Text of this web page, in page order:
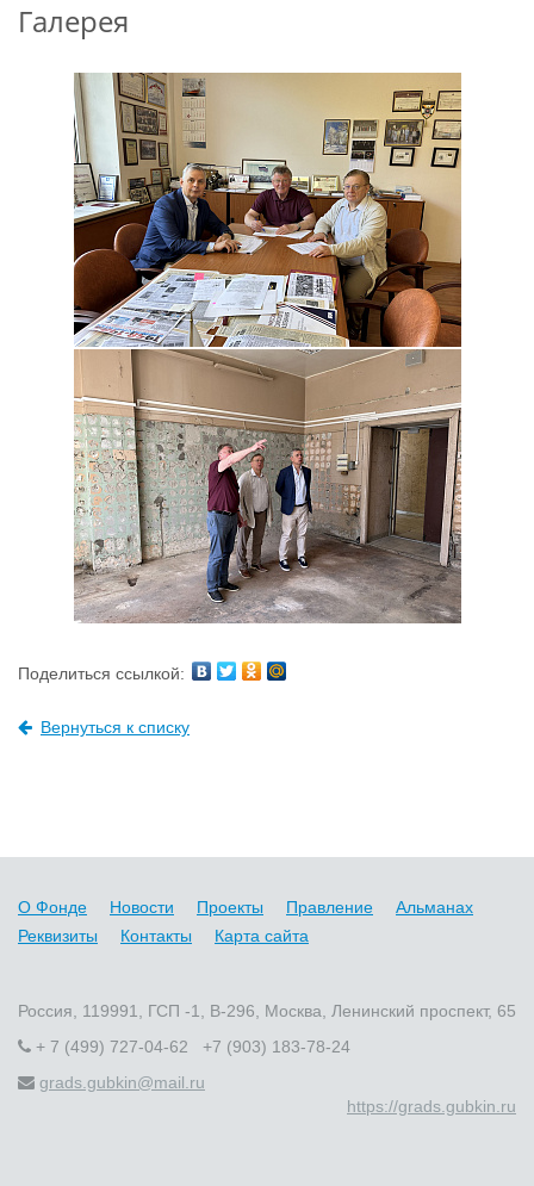
Галерея
Поделиться ссылкой:
Вернуться к списку
О Фонде Новости Проекты Правление
Альманах
Реквизиты
Контакты Карта сайта
Россия, 119991, ГСП -1, В-296, Москва, Ленинский проспект, 65
+ 7 (499) 727-04-62 +7 (903) 183-78-24
grads.gubkin@mail.ru
https://grads.gubkin.ru